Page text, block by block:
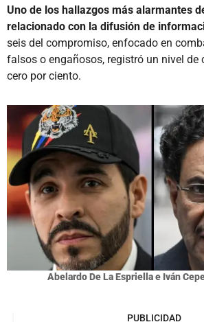
Uno de los hallazgos más alarmantes
relacionado con la difusión de
seis del compromiso, enfocado en
falsos o engañosos, registró un nivel de
cero por ciento.
Abelardo De La Espriella e Iván
PUBLICIDAD